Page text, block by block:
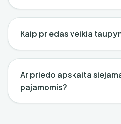
Kaip priedas veikia
Ar priedo apskaita
pajamomis?